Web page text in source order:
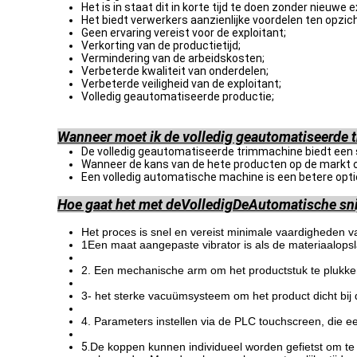
Het is in staat dit in korte tijd te doen zonder nieuwe
Het biedt verwerkers aanzienlijke voordelen ten
Geen ervaring vereist voor de exploitant;
Verkorting van de productietijd;
Vermindering van de arbeidskosten;
Verbeterde kwaliteit van onderdelen;
Verbeterde veiligheid van de exploitant;
Volledig geautomatiseerde productie;
Wanneer moet ik de volledig geautomatiseerde
De volledig geautomatiseerde trimmachine biedt
Wanneer de kans van de hete producten op de
Een volledig automatische machine is een betere
Hoe gaat het met deVolledigDeAutomatische
Het proces is snel en vereist minimale vaardigheden
1Een maat aangepaste vibrator is als de
2. Een mechanische arm om het productstuk te
3- het sterke vacuümsysteem om het product dicht bij
4. Parameters instellen via de PLC touchscreen, die
5. De koppen kunnen individueel worden gefietst om